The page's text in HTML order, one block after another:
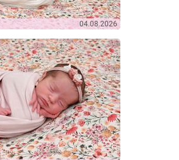
04.08.2026